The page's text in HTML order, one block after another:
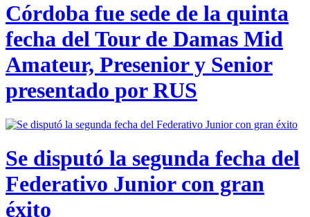
Córdoba fue sede de la quinta
fecha del Tour de Damas Mid
Amateur, Presenior y Senior
presentado por RUS
Se disputó la segunda fecha del
Federativo Junior con gran
éxito